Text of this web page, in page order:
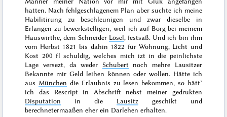
hatten. Nach fehlgeschlagenem Plan aber suchte ich meine
Habilitirung zu beschleunigen und zwar dieselbe in
Erlangen zu bewerkstelligen, weil ich auf Borg bei meinem
Hauswirthe, dem Schneider Lösel, festsaß. Und ich bin ihm
vom Herbst 1821 bis dahin 1822 für Wohnung, Licht und
Kost 200 fl schuldig, welches mich izt in die peinlichste
Lage versezt, da weder Schubert noch mehre Lausitzer
Bekannte mir Geld leihen können oder wollen. Hätte ich
aus München die Erlaubnis zu lesen bekommen, so hätt’
ich das Rescript in Abschrift nebst meiner gedrukten
Disputation in die Lausitzgeschikt und
berechnetermaaßen eher ein Darlehen erhalten.